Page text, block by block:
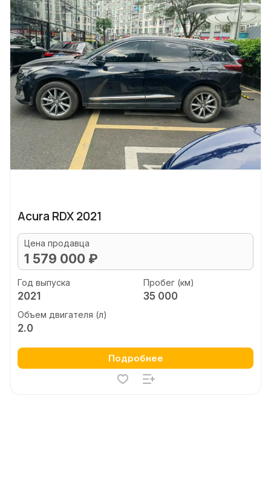
Acura RDX 2021
Цена продавца
1 579 000 ₽
Год выпуска
2021
Пробег (км)
35 000
Объем двигателя (л)
2.0
Подробнее